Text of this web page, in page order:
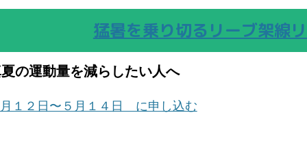
猛暑を乗り切るリーブ架線
の運動量を減らしたい人へ
１２日〜５月１４日 に申し込む